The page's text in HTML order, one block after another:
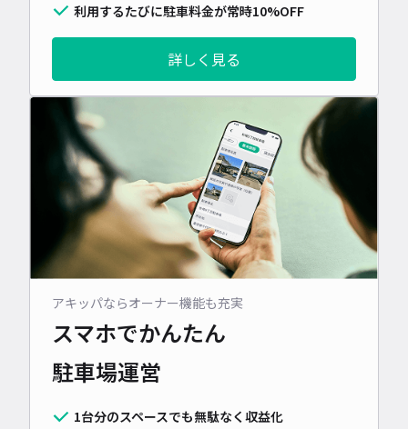
利用するたびに駐車料金が常時10%OFF
詳しく見る
アキッパならオーナー機能も充実
スマホでかんたん
駐車場運営
1台分のスペースでも無駄なく収益化